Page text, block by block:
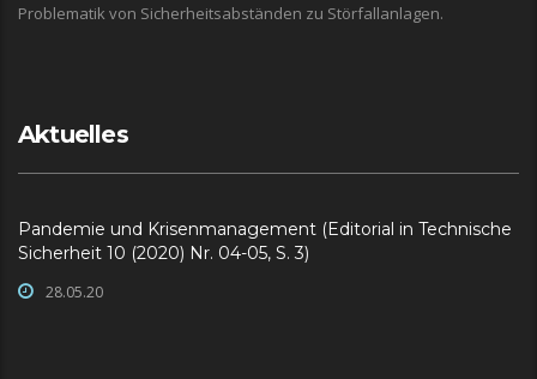
Problematik von Sicherheitsabständen zu Störfallanlagen.
Aktuelles
Pandemie und Krisenmanagement (Editorial in Technische
Sicherheit 10 (2020) Nr. 04-05, S. 3)
28.05.20